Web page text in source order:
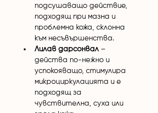
подсушаващо действие,
подходящ при мазна и
проблемна кожа, склонна
към несъвършенства.
Лилав дарсонвал –
действа по-нежно и
успокояващо, стимулира
микроциркулацията и е
подходящ за
чувствителна, суха или